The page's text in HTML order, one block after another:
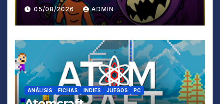
05/08/2026 ADMIN
ANÁLISIS FICHAS INDIES JUEGOS PC